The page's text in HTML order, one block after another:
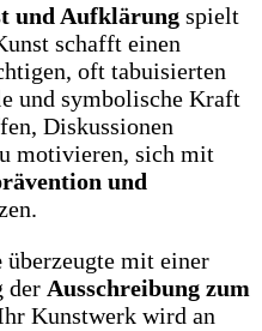
und Aufklärung spielt
schafft einen
oft tabuisierten
und symbolische Kraft
Diskussionen
motivieren, sich mit
und
überzeugte mit einer
der Ausschreibung zum
Kunstwerk wird an